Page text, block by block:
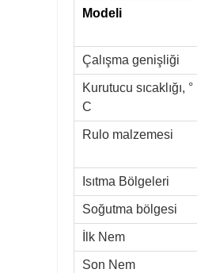
Modeli
Çalışma genişliği
Kurutucu sıcaklığı, °
C
Rulo malzemesi
Isıtma Bölgeleri
Soğutma bölgesi
İlk Nem
Son Nem